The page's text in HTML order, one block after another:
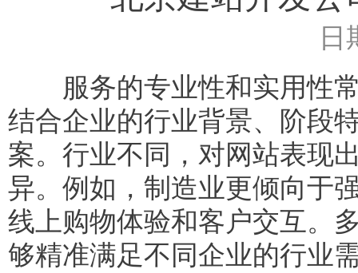
服务的专业性和实用性常
结合企业的行业背景、阶段
案。行业不同，对网站表现
异。例如，制造业更倾向于
线上购物体验和客户交互。
够精准满足不同企业的行业